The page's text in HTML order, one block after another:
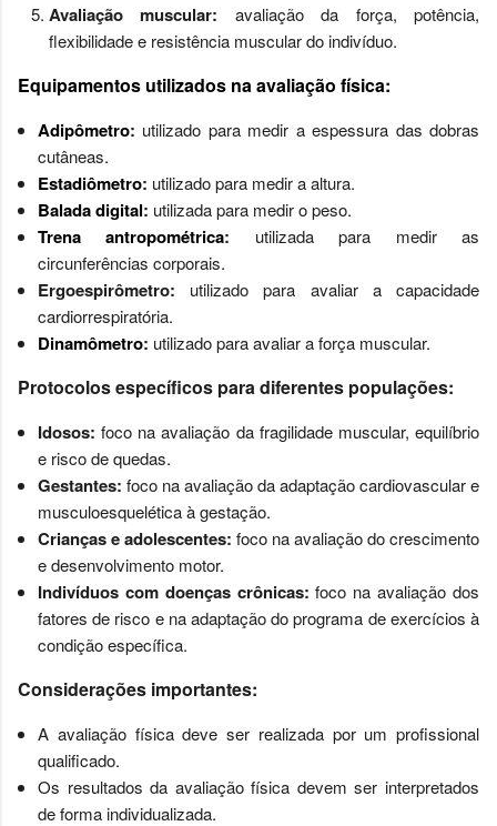
Avaliação muscular: avaliação da força, potência,
flexibilidade e resistência muscular do indivíduo.
Equipamentos utilizados na avaliação física:
Adipômetro: utilizado para medir a espessura das dobras
cutâneas.
Estadiômetro: utilizado para medir a altura.
Balada digital: utilizada para medir o peso.
Trena antropométrica: utilizada para medir as
circunferências corporais.
Ergoespirômetro: utilizado para avaliar a capacidade
cardiorrespiratória.
Dinamômetro: utilizado para avaliar a força muscular.
Protocolos específicos para diferentes populações:
Idosos: foco na avaliação da fragilidade muscular, equilíbrio
e risco de quedas.
Gestantes: foco na avaliação da adaptação cardiovascular e
musculoesquelética à gestação.
Crianças e adolescentes: foco na avaliação do crescimento
e desenvolvimento motor.
Indivíduos com doenças crônicas: foco na avaliação dos
fatores de risco e na adaptação do programa de exercícios à
condição específica.
Considerações importantes:
A avaliação física deve ser realizada por um profissional
qualificado.
Os resultados da avaliação física devem ser interpretados
de forma individualizada.